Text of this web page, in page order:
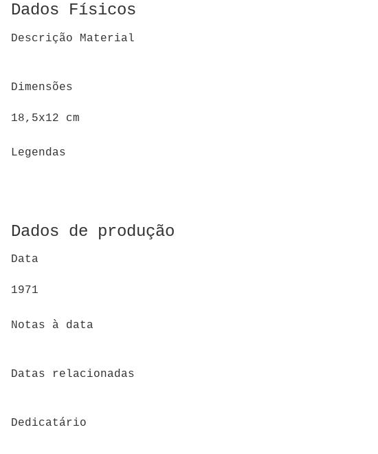
Dados Físicos
Descrição Material
Dimensões
18,5x12 cm
Legendas
Dados de produção
Data
1971
Notas à data
Datas relacionadas
Dedicatário